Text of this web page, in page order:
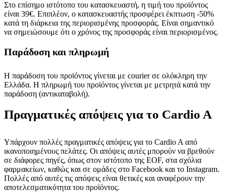
Στο επίσημο ιστότοπο του κατασκευαστή, η τιμή του προϊόντος
είναι 39€. Επιπλέον, ο κατασκευαστής προσφέρει έκπτωση -50%
κατά τη διάρκεια της περιορισμένης προσφοράς. Είναι σημαντικό
να σημειώσουμε ότι ο χρόνος της προσφοράς είναι περιορισμένος.
Παράδοση και πληρωμή
Η παράδοση του προϊόντος γίνεται με courier σε ολόκληρη την
Ελλάδα. Η πληρωμή του προϊόντος γίνεται με μετρητά κατά την
παράδοση (αντικαταβολή).
Πραγματικές απόψεις για το Cardio A
Υπάρχουν πολλές πραγματικές απόψεις για το Cardio A από
ικανοποιημένους πελάτες. Οι απόψεις αυτές μπορούν να βρεθούν
σε διάφορες πηγές, όπως στον ιστότοπο της EOF, στα σχόλια
φαρμακείων, καθώς και σε ομάδες στο Facebook και το Instagram.
Πολλές από αυτές τις απόψεις είναι θετικές και αναφέρουν την
αποτελεσματικότητα του προϊόντος.